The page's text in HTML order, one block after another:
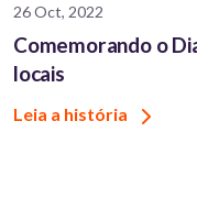
26 Oct, 2022
Comemorando o
locais
Leia a história